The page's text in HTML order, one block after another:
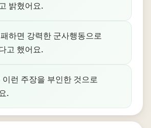
밝혔어요.
하면 강력한 군사행동으로
고 했어요.
이런 주장을 부인한 것으로
.